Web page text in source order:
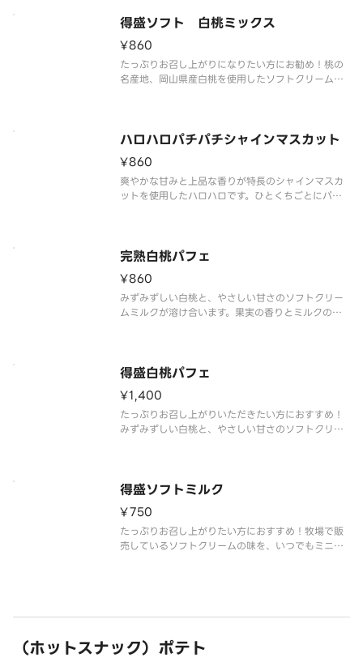
得盛ソフト 白桃ミックス
¥860
たっぷりお召し上がりになりたい方にお勧め！桃の
名産地、岡山県産白桃を使用したソフトクリームで
ハロハロパチパチシャインマスカット
¥860
爽やかな甘みと上品な香りが特長のシャインマスカ
ットを使用したハロハロです。ひとくちごとにパチ
完熟白桃パフェ
¥860
みずみずしい白桃と、やさしい甘さのソフトクリー
ムミルクが溶け合います。果実の香りとミルクのコ
得盛白桃パフェ
¥1,400
たっぷりお召し上がりいただきたい方におすすめ！
みずみずしい白桃と、やさしい甘さのソフトクリー
得盛ソフトミルク
¥750
たっぷりお召し上がりたい方におすすめ！牧場で販
売しているソフトクリームの味を、いつでもミニス
（ホットスナック）ポテト